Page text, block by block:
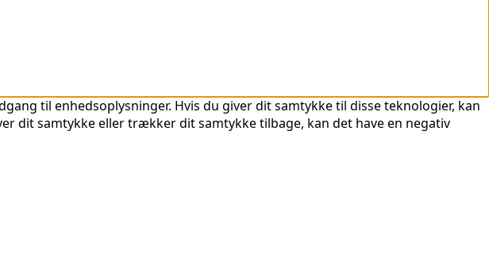
til enhedsoplysninger. Hvis du giver dit samtykke til disse teknologier, kan
dit samtykke eller trækker dit samtykke tilbage, kan det have en negativ